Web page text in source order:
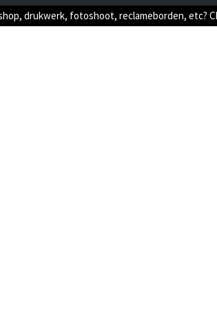
drukwerk, fotoshoot, reclameborden, etc?